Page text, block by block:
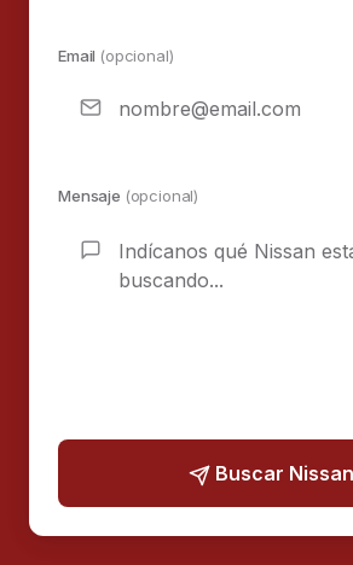
Email (opcional)
Mensaje (opcional)
Buscar Nissan